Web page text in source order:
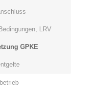
LRV
GPKE